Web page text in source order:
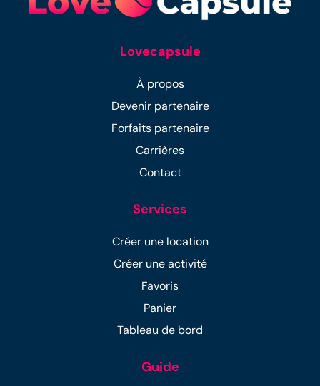
Lovecapsule
À propos
Devenir partenaire
Forfaits partenaire
Carrières
Contact
Services
Créer une location
Créer une activité
Favoris
Panier
Tableau de bord
Guide